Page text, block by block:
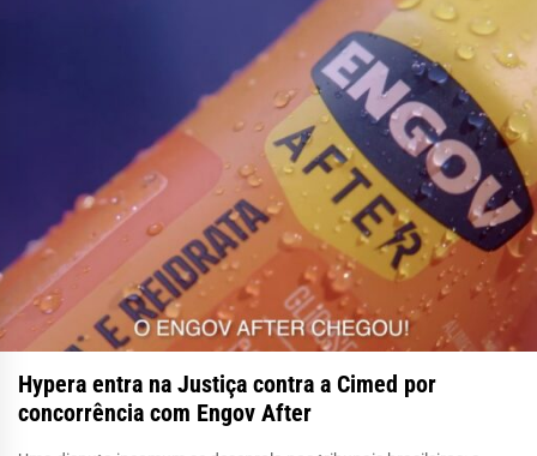
Hypera entra na Justiça contra a Cimed por
concorrência com Engov After